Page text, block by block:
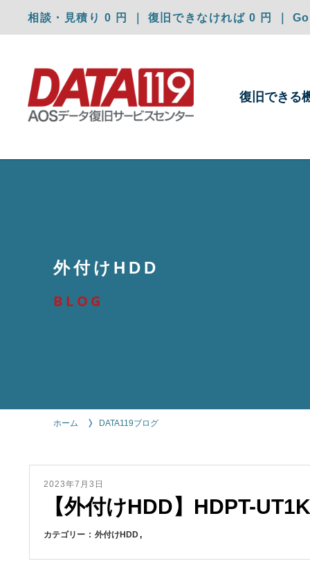
相談・見積り 0 円 ｜ 復旧できなければ 0 円 ｜
復旧できる
外付けHDD
BLOG
ホーム DATA119ブログ
2023年7月3日
【外付けHDD】HDPT-
カテゴリー 外付けHDD